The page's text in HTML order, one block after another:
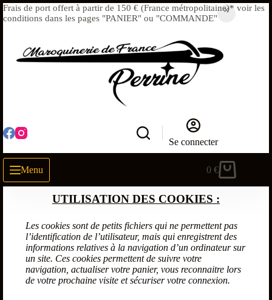
Frais de port offert à partir de 150 € (France métropolitaine)* voir les
conditions dans les pages "PANIER" ou "COMMANDE"
Se connecter
Menu 0€
UTILISATION DES COOKIES :
Les cookies sont de petits fichiers qui ne permettent pas
l’identification de l’utilisateur, mais qui enregistrent des
informations relatives à la navigation d’un ordinateur sur
un site. Ces cookies permettent de suivre votre
navigation, actualiser votre panier, vous reconnaitre lors
de votre prochaine visite et sécuriser votre connexion.